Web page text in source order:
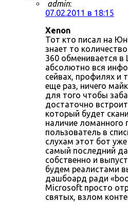
admin:
07.02.2011 в 18:15
Xenon
Тот кто писал на
знает то
360 обменивается в
абсолютно вся
сейвах, профилях и
еще раз, ничего
для того чтобы
достаточно
который будет
наличие ломанного
пользователь в
слухам этот бот
самый последний
собственно и
будем реалистами
дашбоард ради
Microsoft просто
святых, взлом